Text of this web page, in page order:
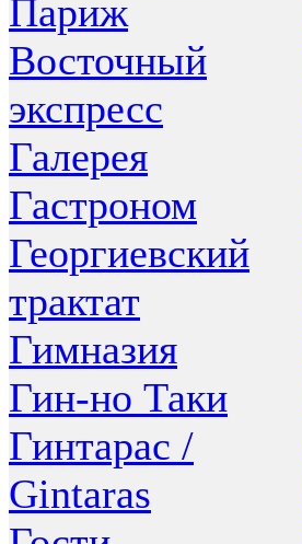
Париж
Восточный
экспресс
Галерея
Гастроном
Георгиевский
трактат
Гимназия
Гин-но Таки
Гинтарас /
Gintaras